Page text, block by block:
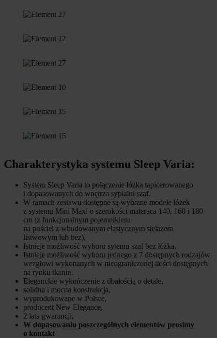
Charakterystyka systemu Sleep Varia:
System Sleep Varia to połączenie łóżka tapicerowanego
i dopasowanych do wnętrza sypialni szaf.
W ramach zestawu dostępne są wybrane modele łóżek
z systemu Mini Maxi o szerokości materaca 140, 160 i 180
cm (z funkcjonalnym pojemnikiem
na pościel z wbudowanym elastycznym stelażem
listwowym lub bez).
Istnieje możliwość wyboru sytemu szaf bez łóżka.
Istnieje możliwość wyboru jednego z 7 dostępnych rodzajów
wezgłowi wykonanych w nieograniczonej ilości dostępnych
na rynku tkanin.
Eleganckie wykończenie z dbałością o detale,
solidna i mocna konstrukcja,
wyprodukowane w Polsce,
producent New Elegance,
2 lata gwarancji,
W dopasowaniu poszczególnych elementów prosimy
o kontakt